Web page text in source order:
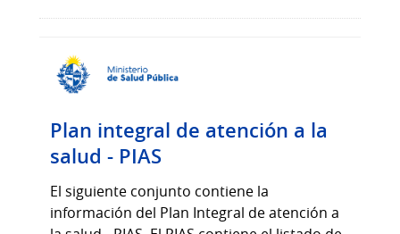
Plan integral de atención a la
salud - PIAS
El siguiente conjunto contiene la
información del Plan Integral de atención a